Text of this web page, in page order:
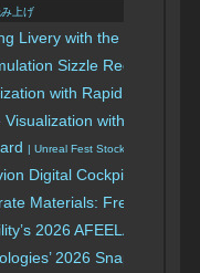
上げ
Livery with the Power of
Sizzle Reel 2026
with Rapid
Visualization with Rotor
| Unreal Fest Stockholm 2025
Digital Cockpit Suite,
Materials: Free on Fab
2026 AFEELA 1
2026 Snapdragon